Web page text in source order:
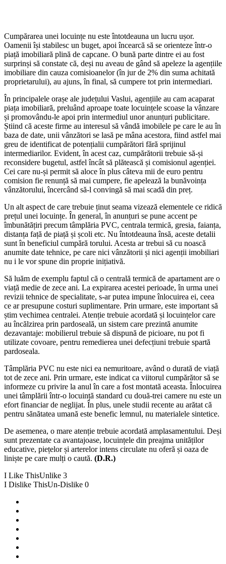
Cumpărarea unei locuințe nu este întotdeauna un lucru ușor.
Oamenii își stabilesc un buget, apoi încearcă să se orienteze într-o
piață imobiliară plină de capcane. O bună parte dintre ei au fost
surprinși să constate că, deși nu aveau de gând să apeleze la agențiile
imobiliare din cauza comisioanelor (în jur de 2% din suma achitată
proprietarului), au ajuns, în final, să cumpere tot prin intermediari.
În principalele orașe ale județului Vaslui, agențiile au cam acaparat
piața imobiliară, preluând aproape toate locuințele scoase la vânzare
și promovându-le apoi prin intermediul unor anunțuri publicitare.
Știind că aceste firme au interesul să vândă imobilele pe care le au în
baza de date, unii vânzători se lasă pe mâna acestora, fiind astfel mai
greu de identificat de potențialii cumpărători fără sprijinul
intermediarilor. Evident, în acest caz, cumpărătorii trebuie să-și
reconsidere bugetul, astfel încât să plătească și comisionul agenției.
Cei care nu-și permit să aloce în plus câteva mii de euro pentru
comision fie renunță să mai cumpere, fie apelează la bunăvoința
vânzătorului, încercând să-l convingă să mai scadă din preț.
Un alt aspect de care trebuie ținut seama vizează elementele ce ridică
prețul unei locuințe. În general, în anunțuri se pune accent pe
îmbunătățiri precum tâmplăria PVC, centrala termică, gresia, faianța,
distanța față de piață și școli etc. Nu întotdeauna însă, aceste detalii
sunt în beneficiul cumpără torului. Acesta ar trebui să cu noască
anumite date tehnice, pe care nici vânzătorii și nici agenții imobiliari
nu i le vor spune din proprie inițiativă.
Să luăm de exemplu faptul că o centrală termică de apartament are o
viață medie de zece ani. La expirarea acestei perioade, în urma unei
revizii tehnice de specialitate, s-ar putea impune înlocuirea ei, ceea
ce ar presupune costuri suplimentare. Prin urmare, este important să
știm vechimea centralei. Atenție trebuie acordată și locuințelor care
au încălzirea prin pardoseală, un sistem care prezintă anumite
dezavantaje: mobilierul trebuie să dispună de picioare, nu pot fi
utilizate covoare, pentru remedierea unei defecțiuni trebuie spartă
pardoseala.
Tâmplăria PVC nu este nici ea nemuritoare, având o durată de viață
tot de zece ani. Prin urmare, este indicat ca viitorul cumpărător să se
informeze cu privire la anul în care a fost montată aceasta. Înlocuirea
unei tâmplării într-o locuință standard cu două-trei camere nu este un
efort financiar de neglijat. În plus, unele studii recente au arătat că
pentru sănătatea umană este benefic lemnul, nu materialele sintetice.
De asemenea, o mare atenție trebuie acordată amplasamentului. Deși
sunt prezentate ca avantajoase, locuințele din preajma unităților
educative, piețelor și arterelor intens circulate nu oferă și oaza de
liniște pe care mulți o caută. (D.R.)
I Like ThisUnlike 3
I Dislike ThisUn-Dislike 0